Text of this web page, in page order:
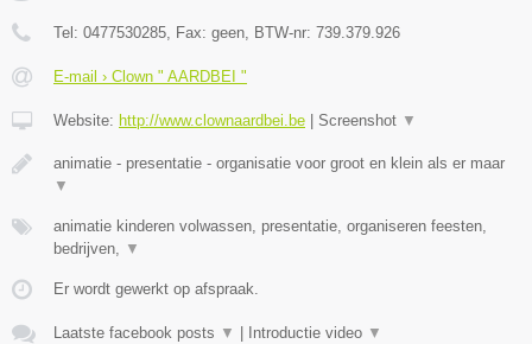
Tel: 0477530285, Fax: geen, BTW-nr: 739.379.926
E-mail › Clown " AARDBEI "
Website: http://www.clownaardbei.be Screenshot ▼
animatie - presentatie - organisatie voor groot en klein als er maar
▼
animatie kinderen volwassen, presentatie, organiseren feesten,
bedrijven, ▼
Er wordt gewerkt op afspraak.
Laatste facebook posts ▼ Introductie video ▼